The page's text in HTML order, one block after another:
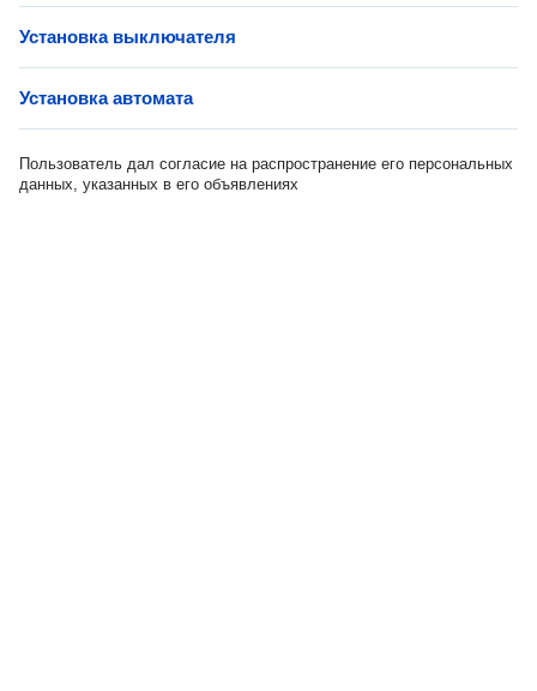
Установка выключателя
Установка автомата
Пользователь дал согласие на распространение его персональных
данных, указанных в его объявлениях